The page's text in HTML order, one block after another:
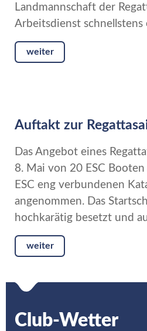
Landmannschaft der
Arbeitsdienst schnellstens
weiter
Auftakt zur
Das Angebot eines
8. Mai von 20 ESC
ESC eng verbundenen
angenommen. Das
hochkarätig besetzt und
weiter
Club-Wetter